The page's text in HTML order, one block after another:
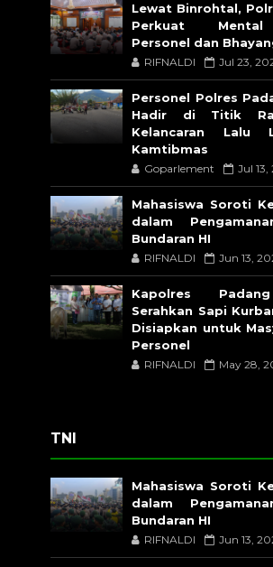
Lewat Binrohtal,
Perkuat
Personel dan
RIFNALDI Jul 23,
Personel Polres
Hadir di Titik
Kelancaran Lalu
Kamtibmas
Goparlement Jul
Mahasiswa Soroti
dalam
Bundaran HI
RIFNALDI Jun 13,
Kapolres
Serahkan Sapi
Disiapkan untuk
Personel
RIFNALDI May 28,
TNI
Mahasiswa Soroti
dalam
Bundaran HI
RIFNALDI Jun 13,